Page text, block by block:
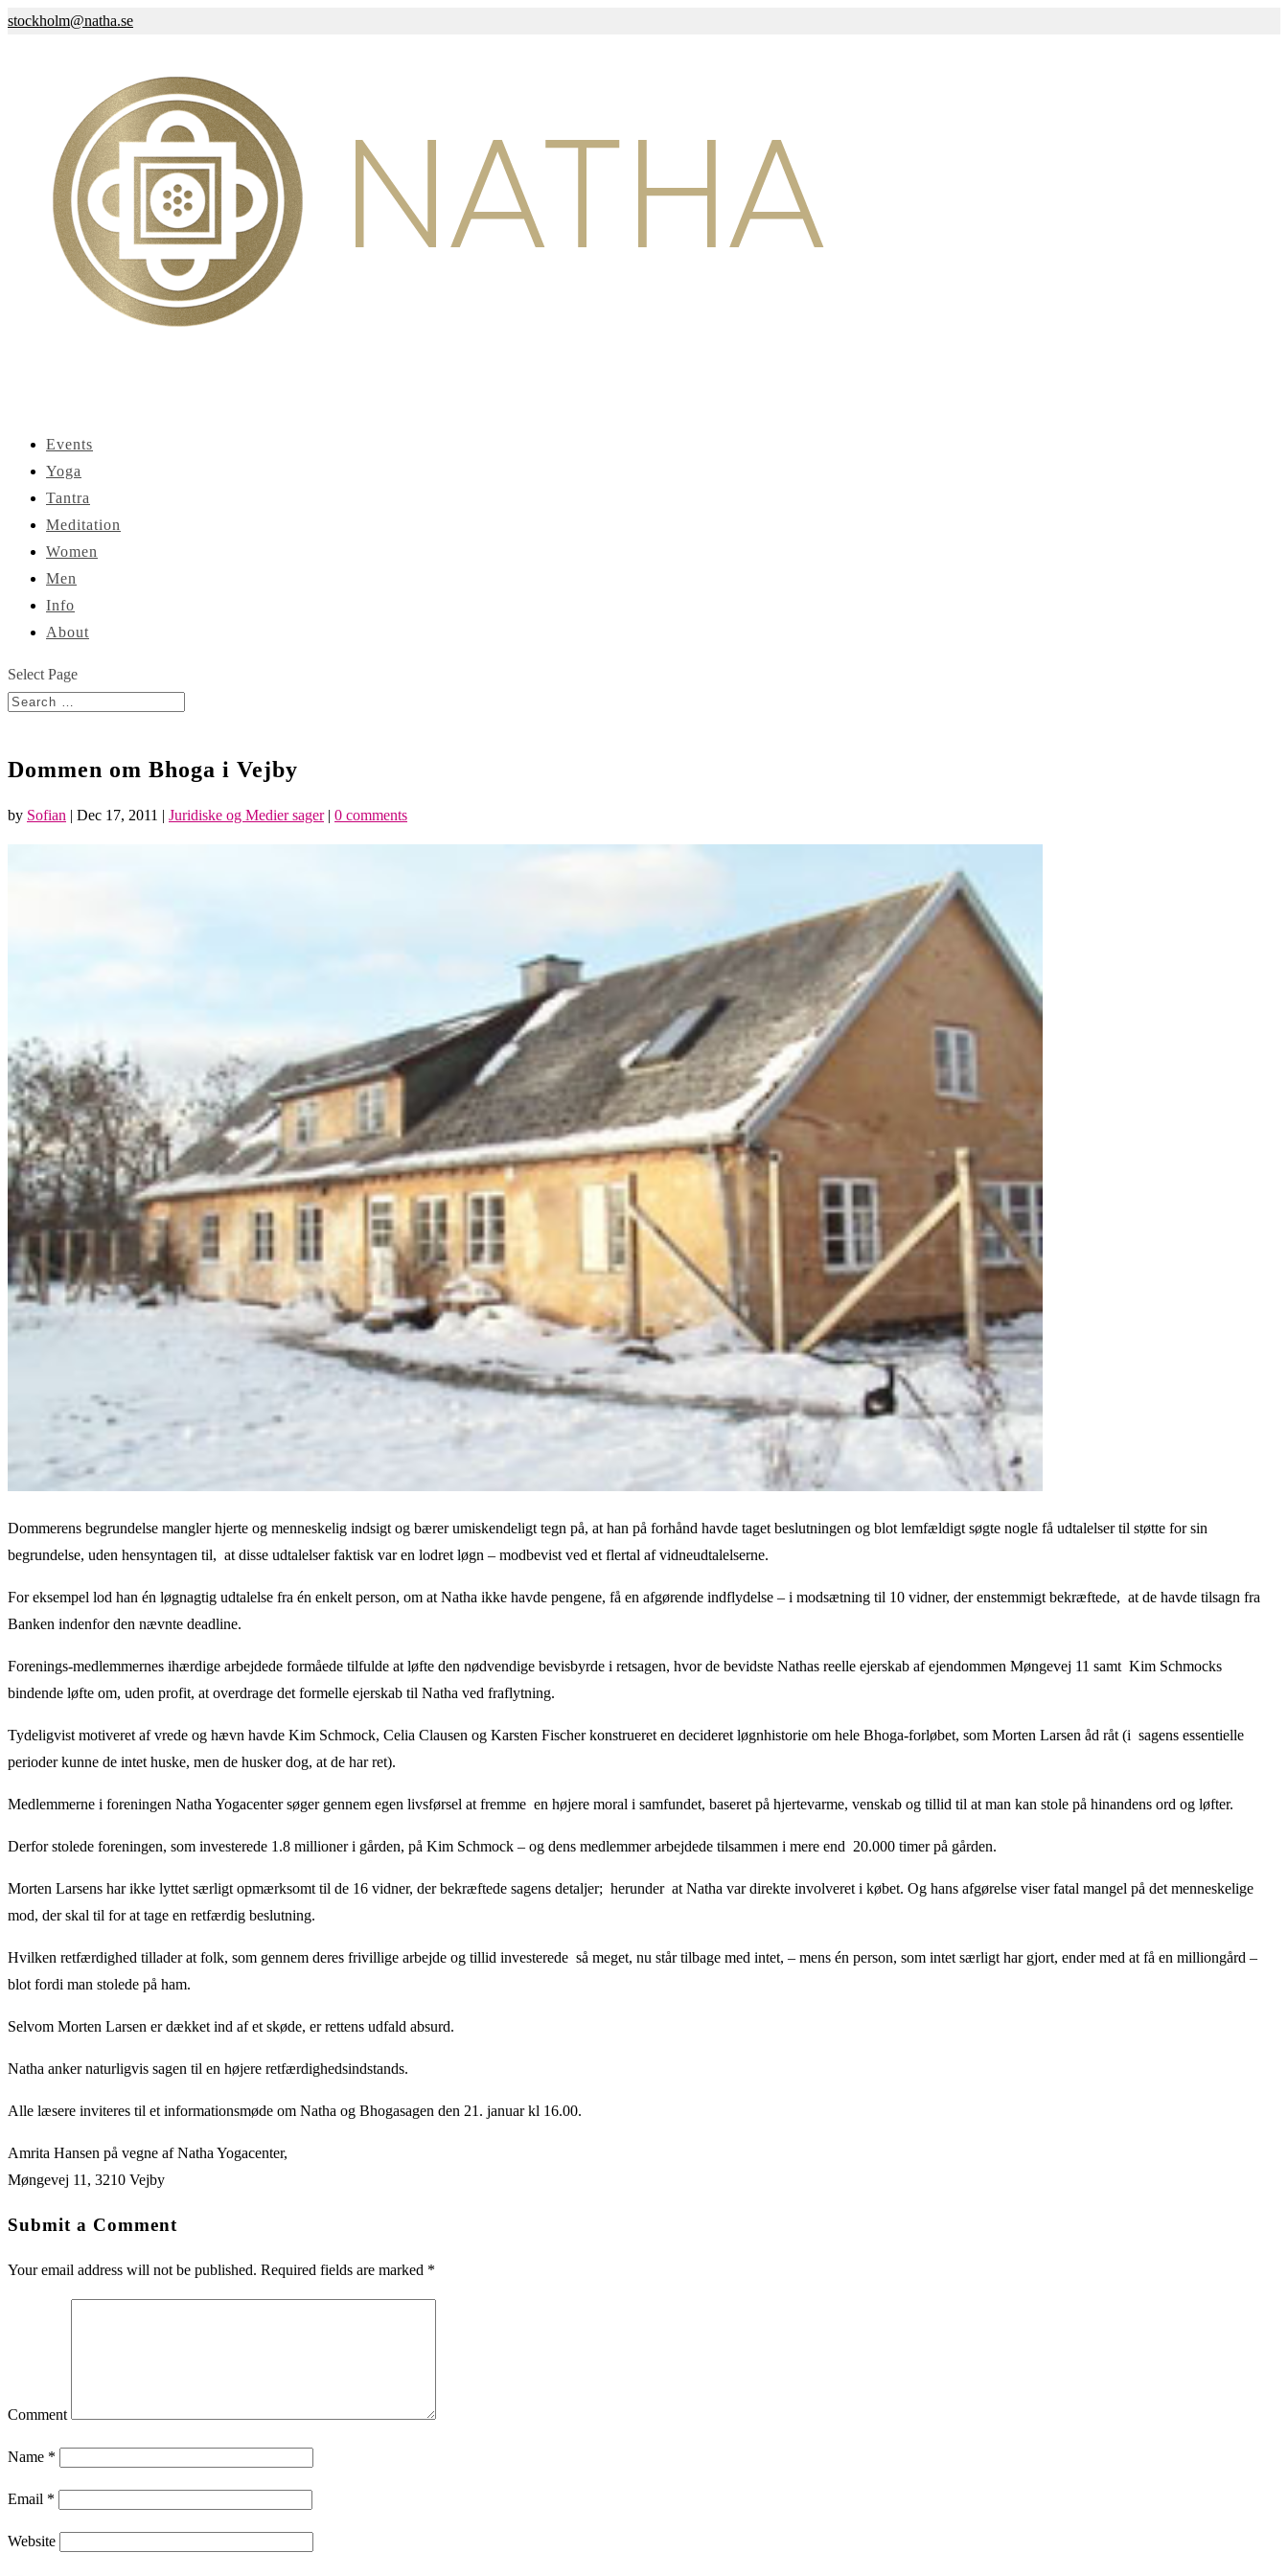
stockholm@natha.se
Events
Yoga
Tantra
Meditation
Women
Men
Info
About
Select Page
Dommen om Bhoga i Vejby
by Sofian | Dec 17, 2011 | Juridiske og Medier sager| 0 comments
Dommerens begrundelse mangler hjerte og menneskelig indsigt og bærer umiskendeligt tegn på, at han på forhånd havde taget beslutningen og blot lemfældigt søgte nogle få udtalelser til støtte for sin
begrundelse, uden hensyntagen til, at disse udtalelser faktisk var en lodret løgn – modbevist ved et flertal af vidneudtalelserne.
For eksempel lod han én løgnagtig udtalelse fra én enkelt person, om at Natha ikke havde pengene, få en afgørende indflydelse – i modsætning til 10 vidner, der enstemmigt bekræftede, at de havde tilsagn fra
Banken indenfor den nævnte deadline.
Forenings-medlemmernes ihærdige arbejdede formåede tilfulde at løfte den nødvendige bevisbyrde i retsagen, hvor de bevidste Nathas reelle ejerskab af ejendommen Møngevej 11 samt Kim Schmocks
bindende løfte om, uden profit, at overdrage det formelle ejerskab til Natha ved fraflytning.
Tydeligvist motiveret af vrede og hævn havde Kim Schmock, Celia Clausen og Karsten Fischer konstrueret en decideret løgnhistorie om hele Bhoga-forløbet, som Morten Larsen åd råt (i sagens essentielle
perioder kunne de intet huske, men de husker dog, at de har ret).
Medlemmerne i foreningen Natha Yogacenter søger gennem egen livsførsel at fremme en højere moral i samfundet, baseret på hjertevarme, venskab og tillid til at man kan stole på hinandens ord og løfter.
Derfor stolede foreningen, som investerede 1.8 millioner i gården, på Kim Schmock – og dens medlemmer arbejdede tilsammen i mere end 20.000 timer på gården.
Morten Larsens har ikke lyttet særligt opmærksomt til de 16 vidner, der bekræftede sagens detaljer; herunder at Natha var direkte involveret i købet. Og hans afgørelse viser fatal mangel på det menneskelige
mod, der skal til for at tage en retfærdig beslutning.
Hvilken retfærdighed tillader at folk, som gennem deres frivillige arbejde og tillid investerede så meget, nu står tilbage med intet, – mens én person, som intet særligt har gjort, ender med at få en milliongård –
blot fordi man stolede på ham.
Selvom Morten Larsen er dækket ind af et skøde, er rettens udfald absurd.
Natha anker naturligvis sagen til en højere retfærdighedsindstands.
Alle læsere inviteres til et informationsmøde om Natha og Bhogasagen den 21. januar kl 16.00.
Amrita Hansen på vegne af Natha Yogacenter,
Møngevej 11, 3210 Vejby
Submit a Comment
Your email address will not be published. Required fields are marked *
Comment
Name *
Email *
Website